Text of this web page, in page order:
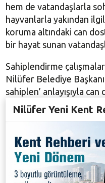
hem de vatandaşlarla
hayvanlarla yakından
koruma altındaki can
bir hayat sunan
Sahiplendirme
Nilüfer Belediye Başkanı
sahiplen’ anlayışıyla can
bulmak bizim için büyük
kanıtlıyor. Bu anlamlı
kurumlara ve evlerinin
değerli
dedi.
Nilüfer Yeni Kent